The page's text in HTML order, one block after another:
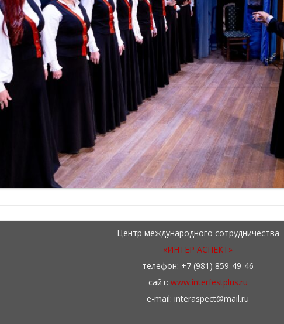
Центр международного сотрудничества
«ИНТЕР АСПЕКТ»
телефон: +7 (981) 859-49-46
сайт: www.interfestplus.ru
e-mail: interaspect@mail.ru